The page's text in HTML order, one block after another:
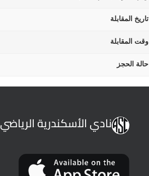
تاريخ المقابلة
وقت المقابلة
حالة الحجز
نادي الأسكندرية الرياضي